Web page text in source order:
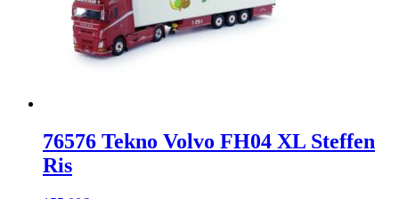
76576 Tekno Volvo FH04 XL Steffen
Ris